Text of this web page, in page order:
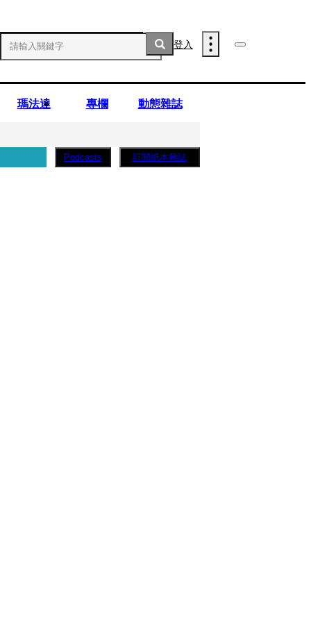
登入
瑪法達 專欄 動態雜誌
Podcasts 訂閱紙本雜誌